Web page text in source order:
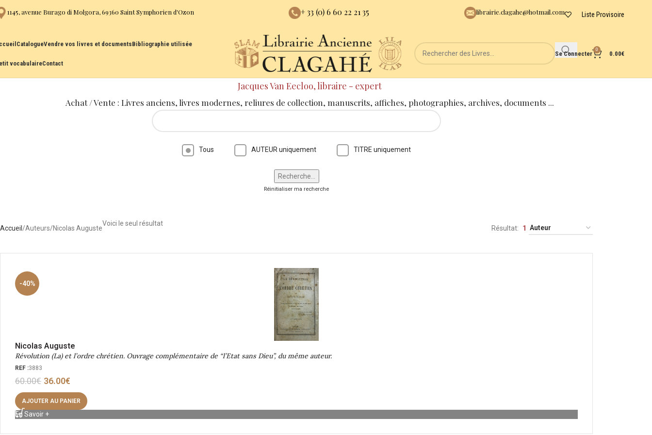
1145, avenue Burago di Molgora, 69360 Saint Symphorien d'Ozon + 33 (0) 6 60 22 21 35 librairie.clagahe@hotmail.com Liste Provisoire
CatalogueVendre vos livres et documentsBibliographie utilisée
vocabulaireContact
Se Connecter
0
0.00€
Jacques Van Eecloo, libraire - expert
Achat / Vente : Livres anciens, livres modernes, reliures de collection, manuscrits, affiches, photographies, archives, documents ...
Tous AUTEUR uniquement TITRE uniquement
Réinitialiser ma recherche
Accueil Auteurs Nicolas Auguste
Voici le seul résultat
Résultat 1
-40%
Nicolas Auguste
Révolution (La) et l’ordre chrétien. Ouvrage complémentaire de “l’Etat sans Dieu”, du même auteur.
REF :3883
60.00€ 36.00€
AJOUTER AU PANIER
En Savoir +